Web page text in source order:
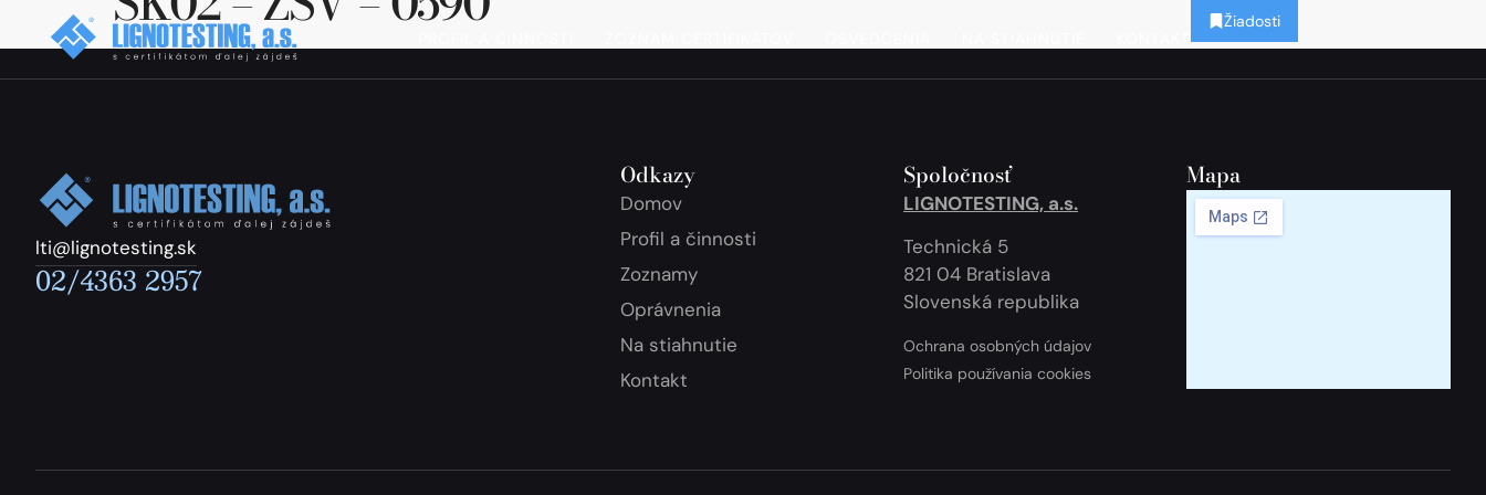
Žiadosti
lti@lignotesting.sk
02/4363 2957
Odkazy
Domov
Profil a činnosti
Zoznamy
Oprávnenia
Na stiahnutie
Kontakt
Spoločnosť
LIGNOTESTING, a.s.
Technická 5
821 04 Bratislava
Slovenská republika
Ochrana osobných údajov
Politika používania cookies
Mapa